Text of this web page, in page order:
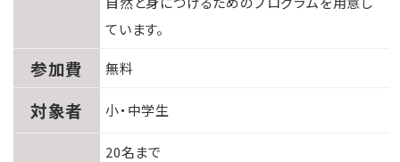
ています。
参加費 無料
対象者 小・中学生
20名まで